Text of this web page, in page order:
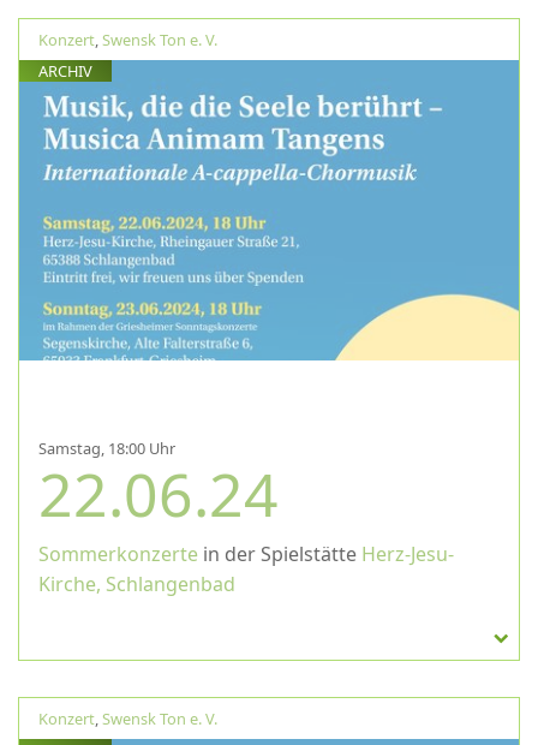
Konzert,Swensk Ton e. V.
ARCHIV
Samstag, 18:00 Uhr
22.06.24
Sommerkonzerte in der Spielstätte Herz-Jesu-
Kirche, Schlangenbad
Konzert,Swensk Ton e. V.